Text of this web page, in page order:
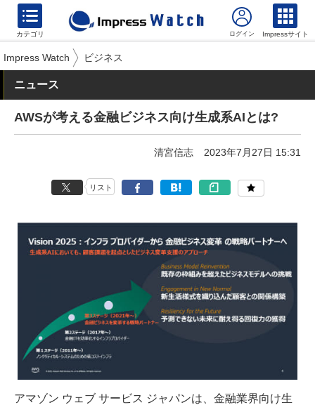
カテゴリ Impressサイト
Impress Watch ビジネス
ニュース
AWSが考える金融ビジネス向け生成系AIとは?
清宮信志 2023年7月27日 15:31
リスト
アマゾン ウェブ サービス ジャパンは、金融業界向け生